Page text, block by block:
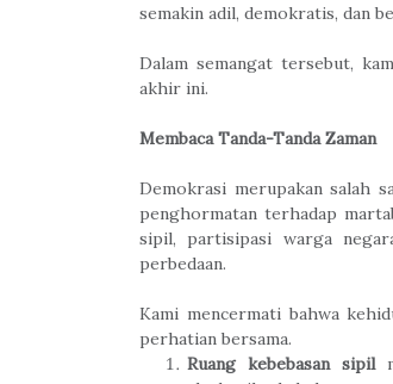
semakin adil, demokratis, dan
Dalam semangat tersebut,
akhir ini.
Membaca Tanda-Tanda Zaman
Demokrasi merupakan salah
penghormatan terhadap
sipil, partisipasi warga
perbedaan.
Kami mencermati bahwa
perhatian bersama.
Ruang kebebasan sipil